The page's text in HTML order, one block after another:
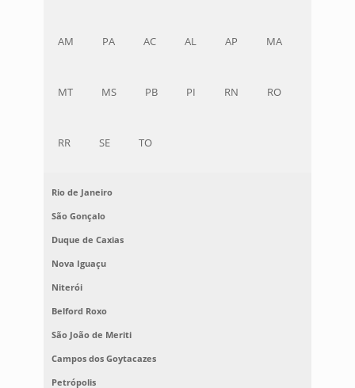
AM PA AC AL AP MA
MT MS PB PI RN RO
RR SE TO
Rio de Janeiro
São Gonçalo
Duque de Caxias
Nova Iguaçu
Niterói
Belford Roxo
São João de Meriti
Campos dos Goytacazes
Petrópolis